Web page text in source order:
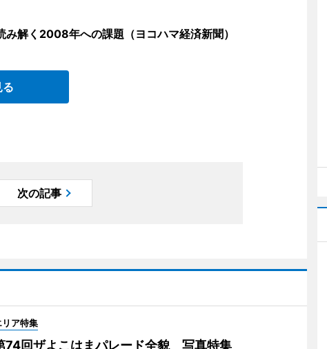
解く2008年への課題（ヨコハマ経済新聞）
次の記事
リア特集
74回ザよこはまパレード全貌 写真特集